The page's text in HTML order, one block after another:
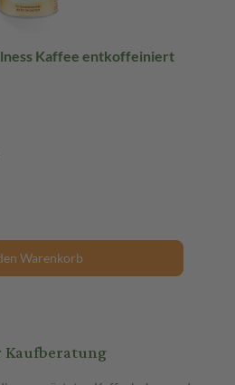
Kaufberatung
Kaffee entkoffeiniert
Warenkorb